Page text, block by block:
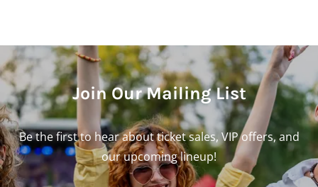
Join Our Mailing List
Be the first to hear about ticket sales, VIP offers, and
our upcoming lineup!